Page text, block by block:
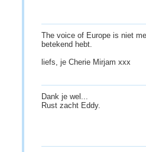
The voice of Europe is niet
betekend hebt.
liefs, je Cherie Mirjam xxx
Dank je wel...
Rust zacht Eddy.